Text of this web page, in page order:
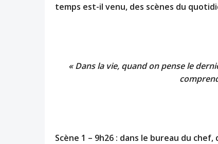
temps est-il venu, des scènes du
« Dans la vie, quand on pense le
Scène 1 – 9h26 : dans le bureau du